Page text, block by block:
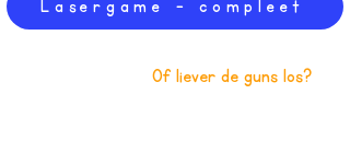
Lasergame - compleet
Of liever de guns los?